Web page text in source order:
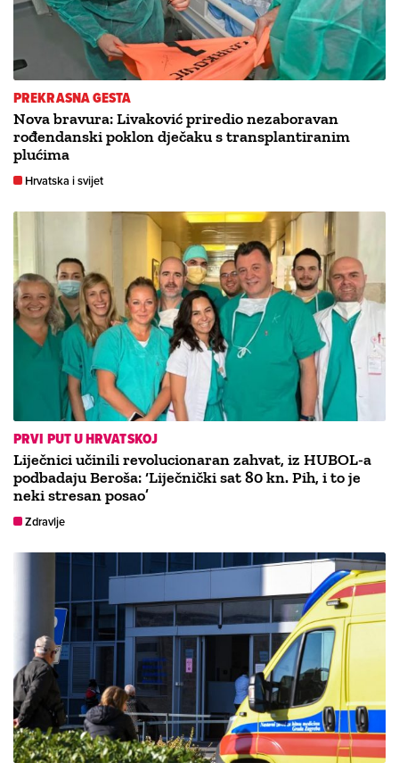
PREKRASNA GESTA
Nova bravura: Livaković priredio nezaboravan
rođendanski poklon dječaku s transplantiranim
plućima
Hrvatska i svijet
PRVI PUT U HRVATSKOJ
Liječnici učinili revolucionaran zahvat, iz HUBOL-a
podbadaju Beroša: ‘Liječnički sat 80 kn. Pih, i to je
neki stresan posao’
Zdravlje